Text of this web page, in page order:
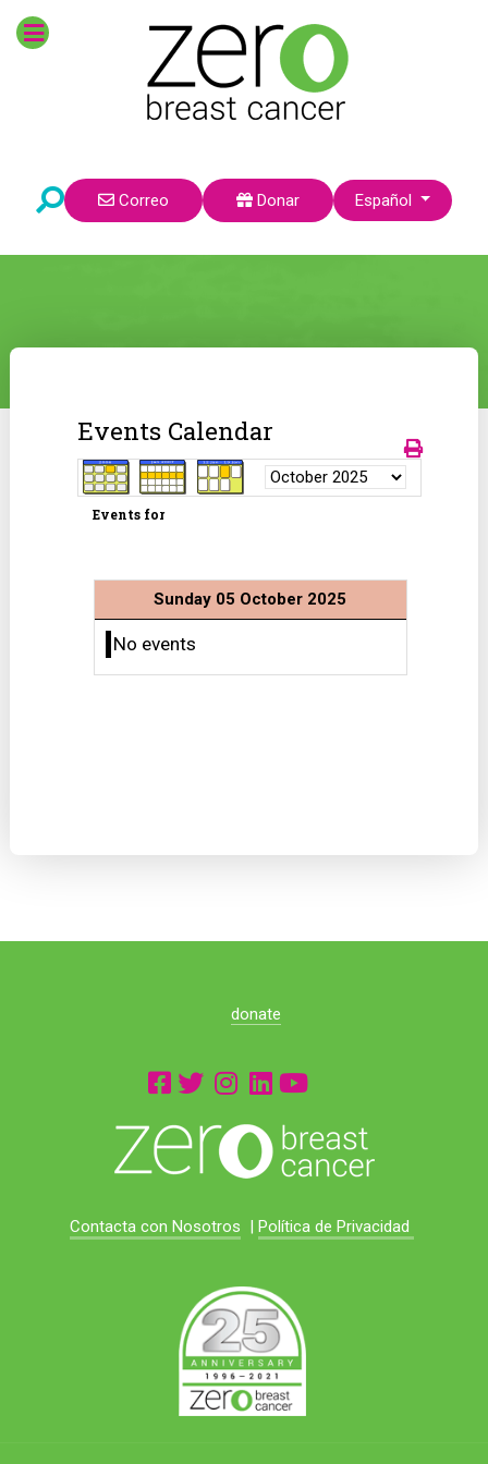
Correo Donar Seleccione su idioma
Español
Events Calendar
Events for
Sunday 05 October 2025
No events
donate
Contacta con Nosotros | Política de Privacidad